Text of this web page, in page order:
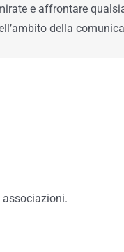
e affrontare
della
associazioni.